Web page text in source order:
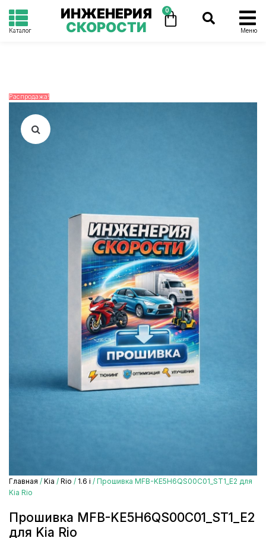
Каталог
ИНЖЕНЕРИЯ
СКОРОСТИ
0
Меню
Распродажа!
Главная / Kia / Rio / 1.6 i / Прошивка MFB-KE5H6QS00C01_ST1_E2 для
Kia Rio
Прошивка MFB-KE5H6QS00C01_ST1_E2
для Kia Rio